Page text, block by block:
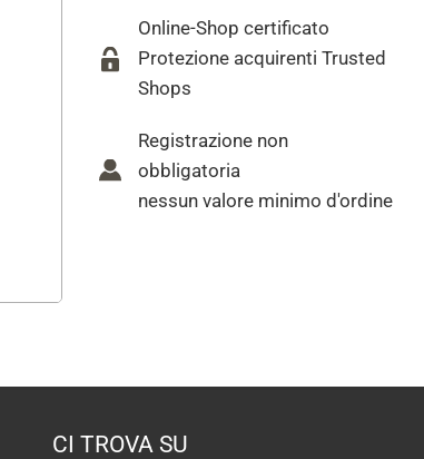
Online-Shop certificato
Protezione acquirenti Trusted
Shops
Registrazione non
obbligatoria
nessun valore minimo d'ordine
CI TROVA SU